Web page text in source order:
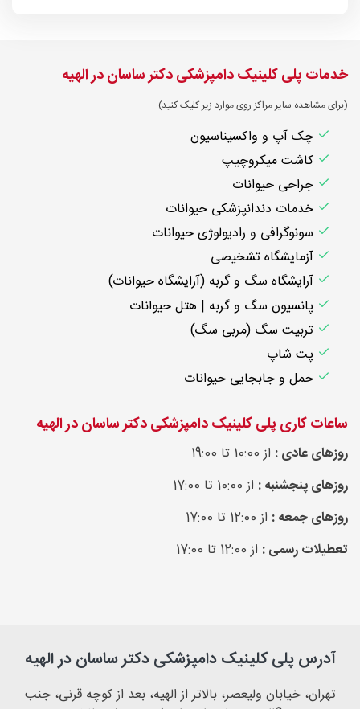
خدمات پلی کلینیک دامپزشکی دکتر ساسان در الهیه
(برای مشاهده سایر مراکز روی موارد زیر کلیک کنید)
چک آپ و واکسیناسیون
کاشت میکروچیپ
جراحی حیوانات
خدمات دندانپزشکی حیوانات
سونوگرافی و رادیولوژی حیوانات
آزمایشگاه تشخیصی
آرایشگاه سگ و گربه (آرایشگاه حیوانات)
پانسیون سگ و گربه | هتل حیوانات
تربیت سگ (مربی سگ)
پت شاپ
حمل و جابجایی حیوانات
ساعات کاری پلی کلینیک دامپزشکی دکتر ساسان در الهیه
روزهای عادی : از 10:00 تا 19:00
روزهای پنجشنبه : از 10:00 تا 17:00
روزهای جمعه : از 12:00 تا 17:00
تعطیلات رسمی : از 12:00 تا 17:00
آدرس پلی کلینیک دامپزشکی دکتر ساسان در الهیه
تهران، خیابان ولیعصر، بالاتر از الهیه، بعد از کوچه قرنی، جنب